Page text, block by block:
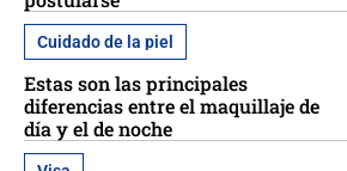
Cuidado de la piel
Estas son las principales
diferencias entre el maquillaje de
día y el de noche